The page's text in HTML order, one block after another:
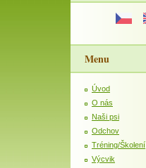
Menu
Úvod
O nás
Naši psi
Odchov
Tréning/Školení
Výcvik